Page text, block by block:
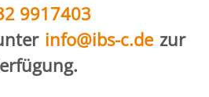
9917403
info@ibs-c.de zur